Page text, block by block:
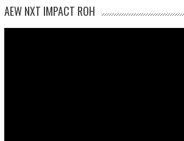
AEW NXT IMPACT ROH